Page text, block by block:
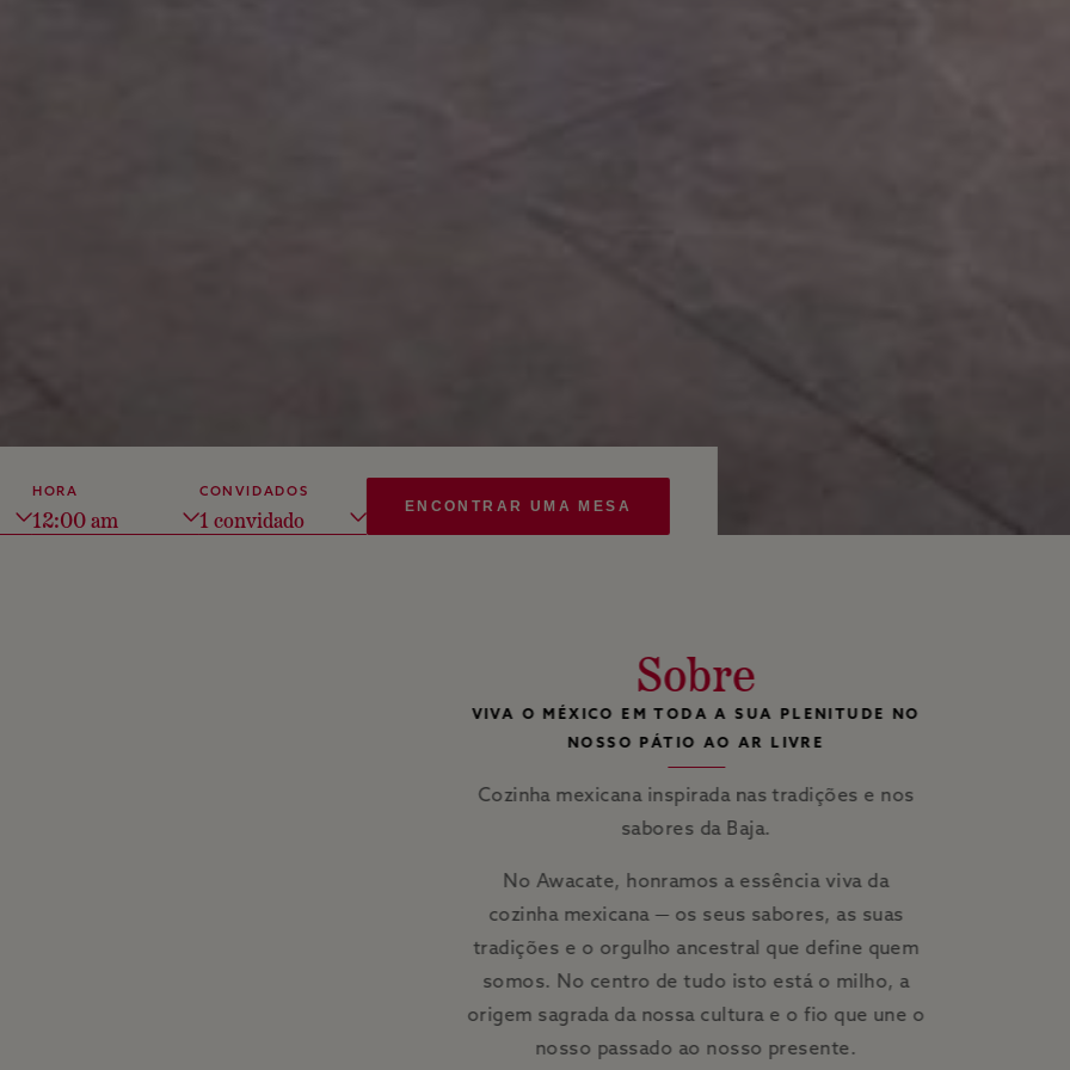
HORA
CONVIDADOS
ENCONTRAR UMA MESA
Sobre
VIVA O MÉXICO EM TODA A SUA PLENITUDE NO
NOSSO PÁTIO AO AR LIVRE
Cozinha mexicana inspirada nas tradições e nos
sabores da Baja.
No Awacate, honramos a essência viva da
cozinha mexicana — os seus sabores, as suas
tradições e o orgulho ancestral que define quem
somos. No centro de tudo isto está o milho, a
origem sagrada da nossa cultura e o fio que une o
nosso passado ao nosso presente.